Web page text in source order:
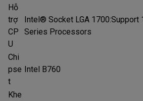
Hỗ
trợ
CP
U
Intel® Socket LGA 1700:Support
Series Processors
Chi
pse
t
Intel B760
Khe